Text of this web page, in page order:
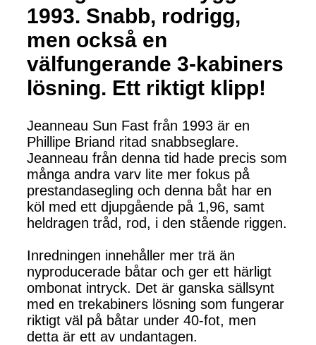
1993. Snabb, rodrigg,
men också en
välfungerande 3-kabiners
lösning. Ett riktigt klipp!
Jeanneau Sun Fast från 1993 är en
Phillipe Briand ritad snabbseglare.
Jeanneau från denna tid hade precis som
många andra varv lite mer fokus på
prestandasegling och denna båt har en
köl med ett djupgående på 1,96, samt
heldragen tråd, rod, i den stående riggen.
Inredningen innehåller mer trä än
nyproducerade båtar och ger ett härligt
ombonat intryck. Det är ganska sällsynt
med en trekabiners lösning som fungerar
riktigt väl på båtar under 40-fot, men
detta är ett av undantagen.